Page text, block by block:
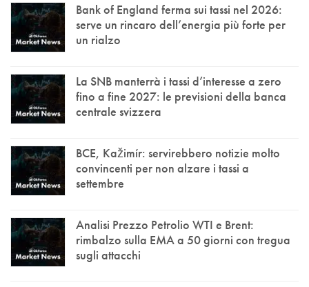
Bank of England ferma sui tassi nel 2026:
serve un rincaro dell’energia più forte per
un rialzo
La SNB manterrà i tassi d’interesse a zero
fino a fine 2027: le previsioni della banca
centrale svizzera
BCE, Kažimír: servirebbero notizie molto
convincenti per non alzare i tassi a
settembre
Analisi Prezzo Petrolio WTI e Brent:
rimbalzo sulla EMA a 50 giorni con tregua
sugli attacchi